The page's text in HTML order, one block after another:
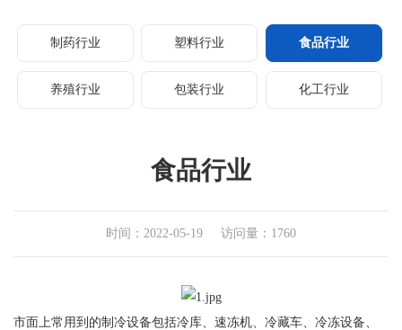
制药行业 塑料行业 食品行业
养殖行业 包装行业 化工行业
食品行业
时间：2022-05-19 访问量：1760
市面上常用到的制冷设备包括冷库、速冻机、冷藏车、冷冻设备、